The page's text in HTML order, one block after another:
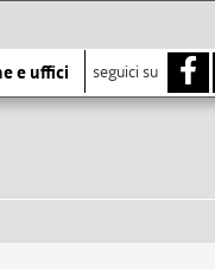
e uffici seguici su